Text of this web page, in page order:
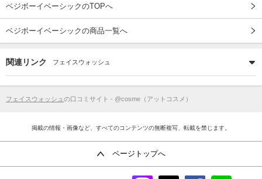
ベジボーイベーシックのTOPへ
ベジボーイベーシックの商品一覧へ
関連リンク フェイスウォッシュ
フェイスウォッシュ の口コミサイト - @cosme（アットコスメ）
掲載の情報・画像など、すべてのコンテンツの無断複写、転載を禁じます。
ページトップへ